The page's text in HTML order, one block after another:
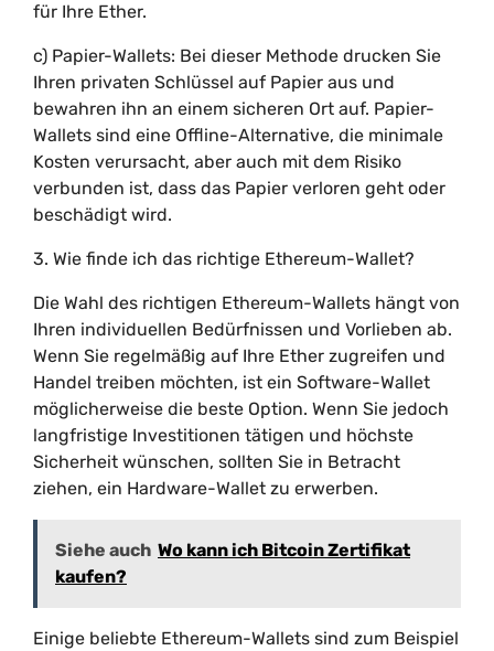
für Ihre Ether.
c) Papier-Wallets: Bei dieser Methode drucken Sie
Ihren privaten Schlüssel auf Papier aus und
bewahren ihn an einem sicheren Ort auf. Papier-
Wallets sind eine Offline-Alternative, die minimale
Kosten verursacht, aber auch mit dem Risiko
verbunden ist, dass das Papier verloren geht oder
beschädigt wird.
3. Wie finde ich das richtige Ethereum-Wallet?
Die Wahl des richtigen Ethereum-Wallets hängt von
Ihren individuellen Bedürfnissen und Vorlieben ab.
Wenn Sie regelmäßig auf Ihre Ether zugreifen und
Handel treiben möchten, ist ein Software-Wallet
möglicherweise die beste Option. Wenn Sie jedoch
langfristige Investitionen tätigen und höchste
Sicherheit wünschen, sollten Sie in Betracht
ziehen, ein Hardware-Wallet zu erwerben.
Siehe auch Wo kann ich Bitcoin Zertifikat
kaufen?
Einige beliebte Ethereum-Wallets sind zum Beispiel